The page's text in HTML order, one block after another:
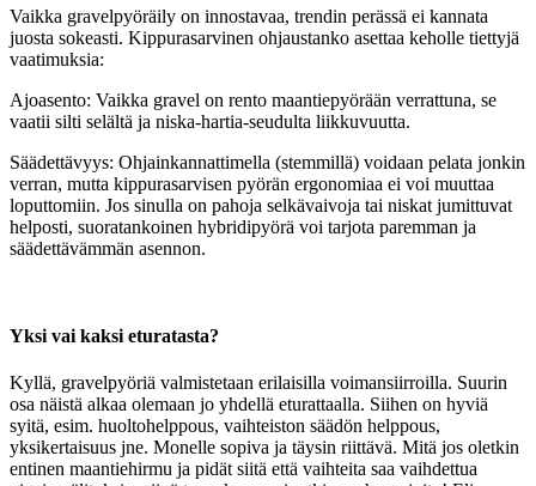
Vaikka gravelpyöräily on innostavaa, trendin perässä ei kannata
juosta sokeasti. Kippurasarvinen ohjaustanko asettaa keholle tiettyjä
vaatimuksia:
Ajoasento: Vaikka gravel on rento maantiepyörään verrattuna, se
vaatii silti selältä ja niska-hartia-seudulta liikkuvuutta.
Säädettävyys: Ohjainkannattimella (stemmillä) voidaan pelata jonkin
verran, mutta kippurasarvisen pyörän ergonomiaa ei voi muuttaa
loputtomiin. Jos sinulla on pahoja selkävaivoja tai niskat jumittuvat
helposti, suoratankoinen hybridipyörä voi tarjota paremman ja
säädettävämmän asennon.
Yksi vai kaksi eturatasta?
Kyllä, gravelpyöriä valmistetaan erilaisilla voimansiirroilla. Suurin
osa näistä alkaa olemaan jo yhdellä eturattaalla. Siihen on hyviä
syitä, esim. huoltohelppous, vaihteiston säädön helppous,
yksikertaisuus jne. Monelle sopiva ja täysin riittävä. Mitä jos oletkin
entinen maantiehirmu ja pidät siitä että vaihteita saa vaihdettua